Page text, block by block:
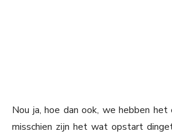
Nou ja, hoe dan ook, we hebben het
misschien zijn het wat opstart